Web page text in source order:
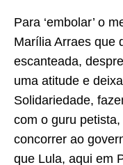
Para ‘embolar’ o
Marília Arraes que
escanteada,
uma atitude e
Solidariedade,
com o guru
concorrer ao
que Lula, aqui em